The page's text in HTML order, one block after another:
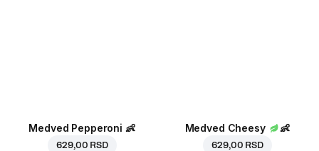
Medved Pepperoni 👶
629,00 RSD
Medved Cheesy 👶
629,00 RSD